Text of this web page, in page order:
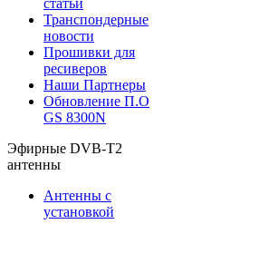
Транспондерные
новости
Прошивки для
ресиверов
Наши Партнеры
Обновление П.О
GS 8300N
Эфирные DVB-T2
антенны
Антенны с
установкой